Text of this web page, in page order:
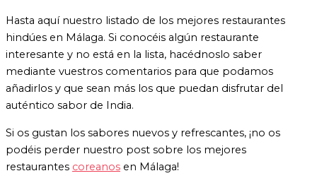
Hasta aquí nuestro listado de los mejores restaurantes
hindúes en Málaga. Si conocéis algún restaurante
interesante y no está en la lista, hacédnoslo saber
mediante vuestros comentarios para que podamos
añadirlos y que sean más los que puedan disfrutar del
auténtico sabor de India.
Si os gustan los sabores nuevos y refrescantes, ¡no os
podéis perder nuestro post sobre los mejores
restaurantes coreanos en Málaga!